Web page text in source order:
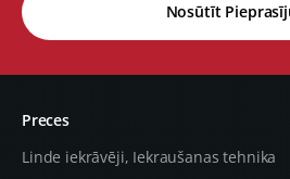
Nosūtīt
Preces
Linde iekrāvēji, Iekraušanas tehnika